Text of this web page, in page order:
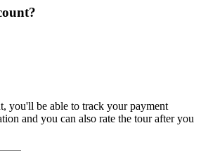
you'll be able to track your payment
and you can also rate the tour after you